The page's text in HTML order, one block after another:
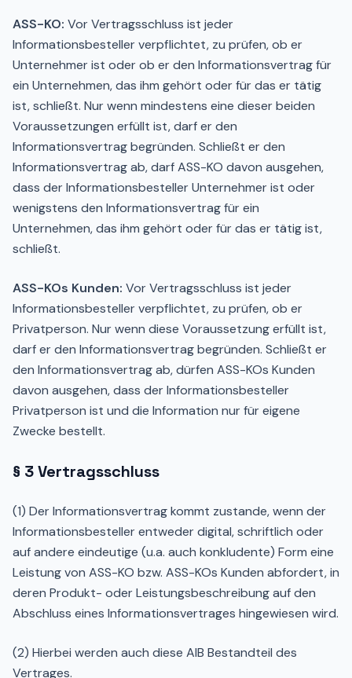
ASS-KO: Vor Vertragsschluss ist jeder
Informationsbesteller verpflichtet, zu prüfen, ob er
Unternehmer ist oder ob er den Informationsvertrag für
ein Unternehmen, das ihm gehört oder für das er tätig
ist, schließt. Nur wenn mindestens eine dieser beiden
Voraussetzungen erfüllt ist, darf er den
Informationsvertrag begründen. Schließt er den
Informationsvertrag ab, darf ASS-KO davon ausgehen,
dass der Informationsbesteller Unternehmer ist oder
wenigstens den Informationsvertrag für ein
Unternehmen, das ihm gehört oder für das er tätig ist,
schließt.
ASS-KOs Kunden: Vor Vertragsschluss ist jeder
Informationsbesteller verpflichtet, zu prüfen, ob er
Privatperson. Nur wenn diese Voraussetzung erfüllt ist,
darf er den Informationsvertrag begründen. Schließt er
den Informationsvertrag ab, dürfen ASS-KOs Kunden
davon ausgehen, dass der Informationsbesteller
Privatperson ist und die Information nur für eigene
Zwecke bestellt.
§ 3 Vertragsschluss
(1) Der Informationsvertrag kommt zustande, wenn der
Informationsbesteller entweder digital, schriftlich oder
auf andere eindeutige (u.a. auch konkludente) Form eine
Leistung von ASS-KO bzw. ASS-KOs Kunden abfordert, in
deren Produkt- oder Leistungsbeschreibung auf den
Abschluss eines Informationsvertrages hingewiesen wird.
(2) Hierbei werden auch diese AIB Bestandteil des
Vertrages.